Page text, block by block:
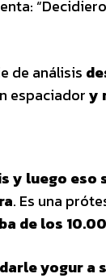
de análisis
espaciadory
y luego eso
. Es una
de los
yogur a